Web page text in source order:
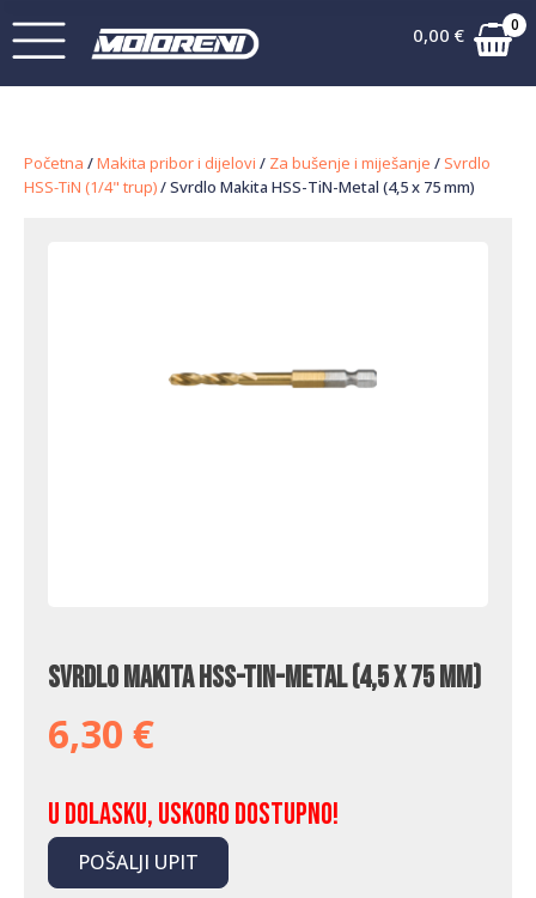
0,00 € 0
Početna /Makita pribor i dijelovi / Za bušenje i miješanje / Svrdlo
HSS-TiN (1/4" trup)/ Svrdlo Makita HSS-TiN-Metal (4,5 x 75 mm)
Svrdlo Makita HSS-TiN-Metal (4,5 x 75 mm)
6,30 €
U dolasku, uskoro dostupno!
POŠALJI UPIT